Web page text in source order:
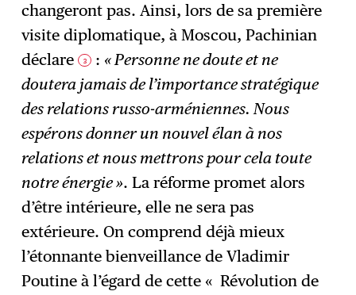
changeront pas. Ainsi, lors de sa première
visite diplomatique, à Moscou, Pachinian
déclare 3 : « Personne ne doute et ne
doutera jamais de l’importance stratégique
des relations russo-arméniennes. Nous
espérons donner un nouvel élan à nos
relations et nous mettrons pour cela toute
notre énergie ». La réforme promet alors
d’être intérieure, elle ne sera pas
extérieure. On comprend déjà mieux
l’étonnante bienveillance de Vladimir
Poutine à l’égard de cette « Révolution de